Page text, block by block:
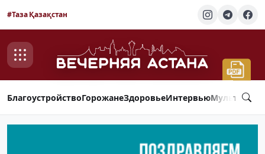
#Таза Қазақстан
БлагоустройствоГорожанеЗдоровьеИнтервью